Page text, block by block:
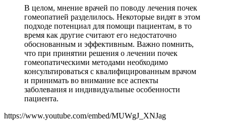
В целом, мнение врачей по поводу лечения почек
гомеопатией разделилось. Некоторые видят в этом
подходе потенциал для помощи пациентам, в то
время как другие считают его недостаточно
обоснованным и эффективным. Важно помнить,
что при принятии решения о лечении почек
гомеопатическими методами необходимо
консультироваться с квалифицированным врачом
и принимать во внимание все аспекты
заболевания и индивидуальные особенности
пациента.
https://www.youtube.com/embed/MUWgJ_XNJag